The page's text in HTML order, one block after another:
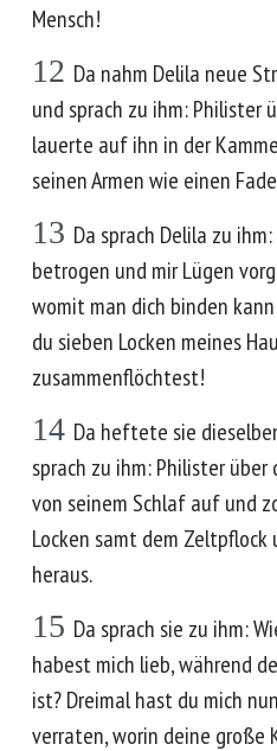
Mensch!
12 Da nahm Delila neue
und sprach zu ihm: Philister
lauerte auf ihn in der
seinen Armen wie einen
13 Da sprach Delila zu
betrogen und mir Lügen
womit man dich binden
du sieben Locken meines
zusammenflöchtest!
14 Da heftete sie
sprach zu ihm: Philister über
von seinem Schlaf auf und
Locken samt dem Zeltpflock
heraus.
15 Da sprach sie zu ihm:
habest mich lieb, während
ist? Dreimal hast du mich
verraten, worin deine